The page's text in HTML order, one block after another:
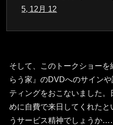
5, 12月 12
そして、このトークショー
らう家』のDVDへのサイン
ティングをおこないました
めに自費で来日してくれた
うサービス精神でしょうか